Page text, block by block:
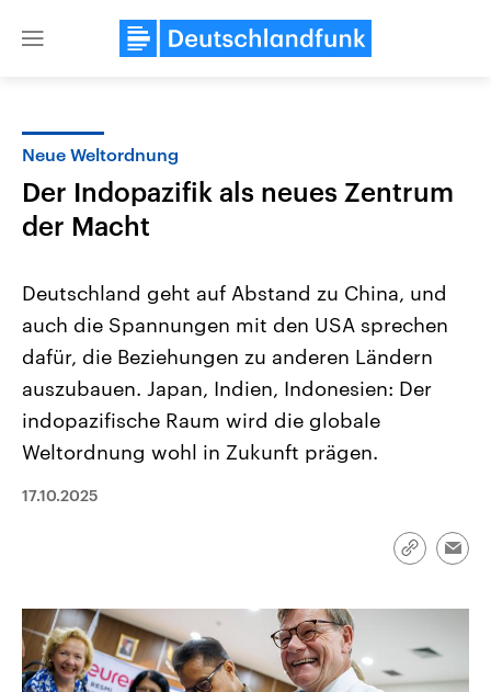
Close
Landtagswahl Sachsen-Anhalt
2026
Alle Informationen
Sachsen-Anhalt wählt am 6.
September 2026 einen neuen
Bundesland von einer Koalition aus
CDU, SPD und FDP regiert.-
USA
Aktuelle Beiträge,
Hintergründe
Wirtschaftlich und
gehören die Vereinigten
Audio-Archiv
Neue Weltordnung
Der Indopazifik als neues Zentrum
der Macht
Deutschland geht auf Abstand zu China, und
auch die Spannungen mit den USA sprechen
dafür, die Beziehungen zu anderen Ländern
auszubauen. Japan, Indien, Indonesien: Der
indopazifische Raum wird die globale
Weltordnung wohl in Zukunft prägen.
17.10.2025
Link